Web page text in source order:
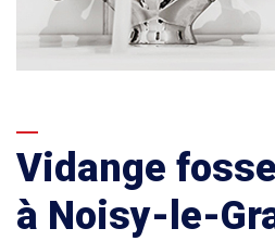
Vidange
à Noisy-le-